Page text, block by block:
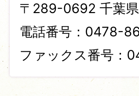
〒289-0692 千葉
電話番号：0478-
ファックス番号：